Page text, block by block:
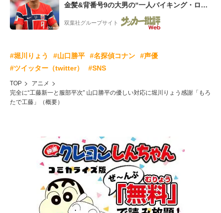
金髪&背番号9の大男の“一人バイキング・ロ
ー”映像が話題!「元気をもらった」
双葉社グループサイト
#堀川りょう #山口勝平 #名探偵コナン
#声優
#ツイッター（twitter）
#SNS
TOP
アニメ
完全に“工藤新一と服部平次” 山口勝平の優しい対応に堀川りょう感謝「もろ
たで工藤」（概要）